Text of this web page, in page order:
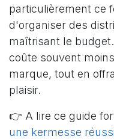
particulièrement ce
d'organiser des
maîtrisant le
coûte souvent
marque, tout en
plaisir.
👉 A lire ce guide
une kermesse